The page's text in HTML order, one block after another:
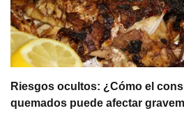
Riesgos ocultos: ¿Cómo el
quemados puede afectar